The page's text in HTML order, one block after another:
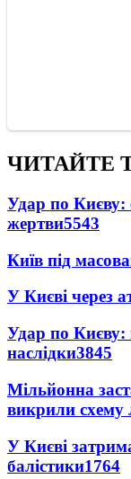
ЧИТАЙТЕ
Удар по Києву:
жертви5543
Київ під
У Києві через
Удар по Києву:
наслідки3845
Мільйонна
викрили схему
У Києві
балістики1764